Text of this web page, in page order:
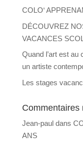
COLO‘
DÉCOUVREZ
VACANCES
Quand l’art est
un artiste
Les stages
Commentaires
Jean-pauldans
ANS